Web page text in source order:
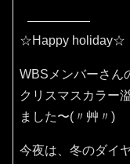
☆Happy holiday☆
WBSメンバーさん
クリスマスカラー
ました〜(〃艸〃)
今夜は、冬のダイ